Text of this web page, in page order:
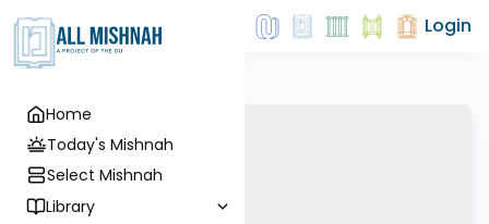
Home
Today's Mishnah
Select Mishnah
Library
Login